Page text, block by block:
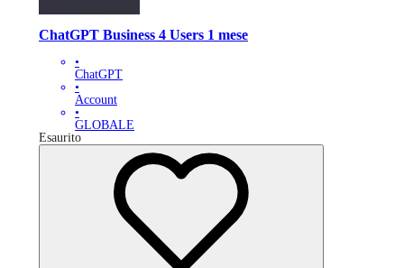
ChatGPT Business 4 Users 1 mese
•
ChatGPT
•
Account
•
GLOBALE
Esaurito